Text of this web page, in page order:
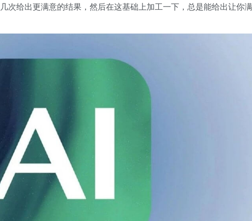
次给出更满意的结果，然后在这基础上加工一下，总是能给出让你满